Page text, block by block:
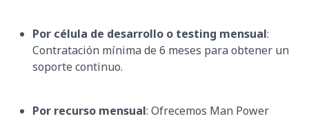
Por célula de desarrollo o testing mensual:
Contratación mínima de 6 meses para obtener un
soporte continuo.
Por recurso mensual: Ofrecemos Man Power